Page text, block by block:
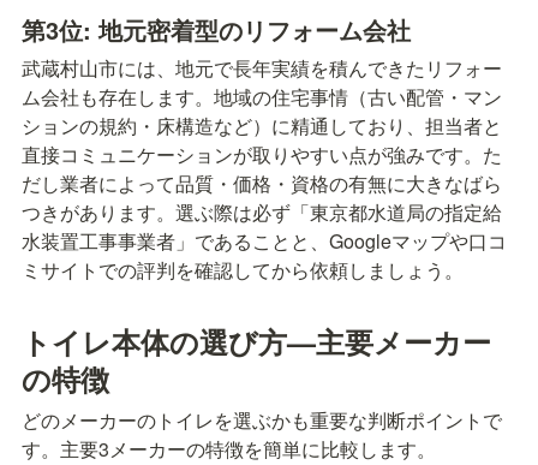
第3位: 地元密着型のリフォーム会社
武蔵村山市には、地元で長年実績を積んできたリフォー
ム会社も存在します。地域の住宅事情（古い配管・マン
ションの規約・床構造など）に精通しており、担当者と
直接コミュニケーションが取りやすい点が強みです。た
だし業者によって品質・価格・資格の有無に大きなばら
つきがあります。選ぶ際は必ず「東京都水道局の指定給
水装置工事事業者」であることと、Googleマップや口コ
ミサイトでの評判を確認してから依頼しましょう。
トイレ本体の選び方—主要メーカー
の特徴
どのメーカーのトイレを選ぶかも重要な判断ポイントで
す。主要3メーカーの特徴を簡単に比較します。